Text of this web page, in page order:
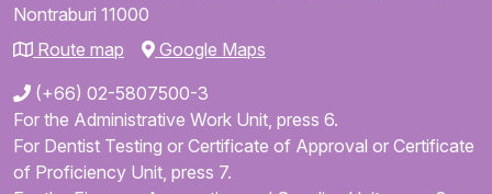
Nontraburi 11000
Route map
Google Maps
(+66) 02-5807500-3
For the Administrative Work Unit, press 6.
For Dentist Testing or Certificate of Approval or Certificate
of Proficiency Unit, press 7.